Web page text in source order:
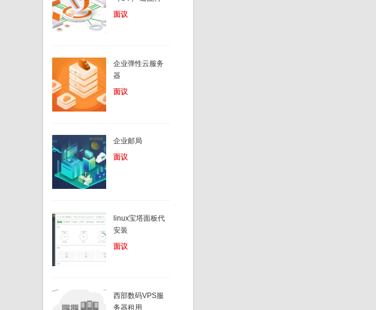
面议
企业弹性云服务
器
面议
企业邮局
面议
linux宝塔面板代
安装
面议
西部数码VPS服
务器租用